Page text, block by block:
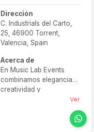
Dirección
C. Industrials del Carto,
25, 46900 Torrent,
Valencia, Spain
Acerca de
En Music Lab Events
combinamos elegancia,
creatividad y
profesionalidad para que
equipo de DJs y músicos
Ver